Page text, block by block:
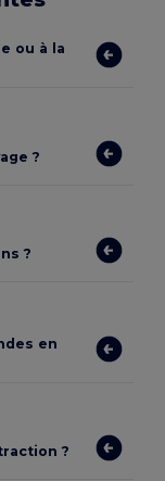
ou à la
?
?
en
?